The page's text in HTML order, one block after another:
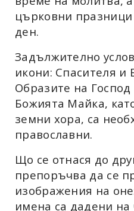
църковни
ден.
Задължително
икони: Спасителя и
Образите на Господ
Божията Майка,
земни хора, са
православни.
Що се отнася до
препоръчва да се
изображения на
имена са дадени на